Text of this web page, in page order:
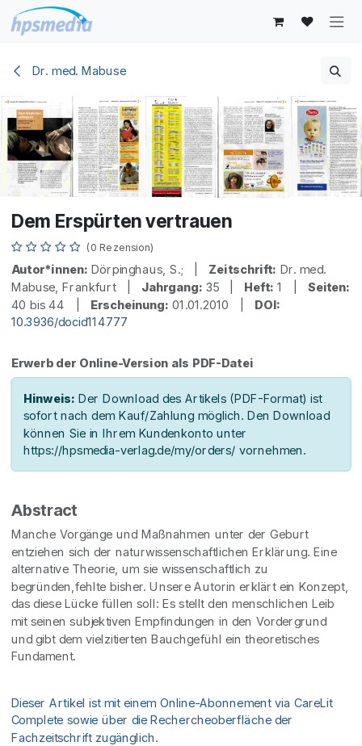
Zum Inhalt springen
Dr. med. Mabuse
Dem Erspürten vertrauen
(0 Rezension)
Autor*innen: Dörpinghaus, S.; | Zeitschrift: Dr. med.
Mabuse, Frankfurt | Jahrgang: 35 | Heft: 1 | Seiten:
40 bis 44 | Erscheinung: 01.01.2010 | DOI:
10.3936/docid114777
Erwerb der Online-Version als PDF-Datei
Hinweis: Der Download des Artikels (PDF-Format) ist
sofort nach dem Kauf/Zahlung möglich. Den Download
können Sie in Ihrem Kundenkonto unter
https://hpsmedia-verlag.de/my/orders/ vornehmen.
Abstract
Manche Vorgänge und Maßnahmen unter der Geburt
entziehen sich der naturwissenschaftlichen Erklärung. Eine
alternative Theorie, um sie wissenschaftlich zu
begründen,fehlte bisher. Unsere Autorin erklärt ein Konzept,
das diese Lücke füllen soll: Es stellt den menschlichen Leib
mit seinen subjektiven Empfindungen in den Vordergrund
und gibt dem vielzitierten Bauchgefühl ein theoretisches
Fundament.
Dieser Artikel ist mit einem Online-Abonnement via CareLit
Complete sowie über die Rechercheoberfläche der
Fachzeitschrift zugänglich.